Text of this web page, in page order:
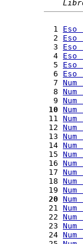
  1
Eso
  2
Eso
  3
Eso
  4
Eso
  5
Eso
  6
Eso
  7
  8
  9
10
11
12
13
14
15
16
17
18
19
20
21
22
23
24